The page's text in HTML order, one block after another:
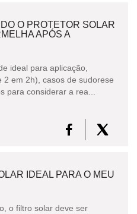
O PROTETOR SOLAR
APÓS A
ideal para aplicação,
2 em 2h), casos de sudorese
para considerar a rea...
IDEAL PARA O MEU
o filtro solar deve ser